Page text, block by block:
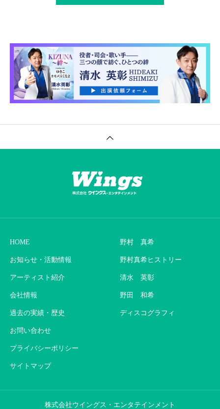
HOME
お知らせ・活動情報
アーティスト紹介
会社情報
過去の実績・歴史
お問い合わせ
プライバシーポリシー
サイトマップ
野村 真希
野村真希ヒストリー
清水 英彰
野田 和希
ディスコグラフィ
株式会社ウイングス・エンタテインメント